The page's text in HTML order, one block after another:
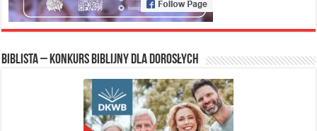
Biblista – konkurs biblijny dla dorosłych